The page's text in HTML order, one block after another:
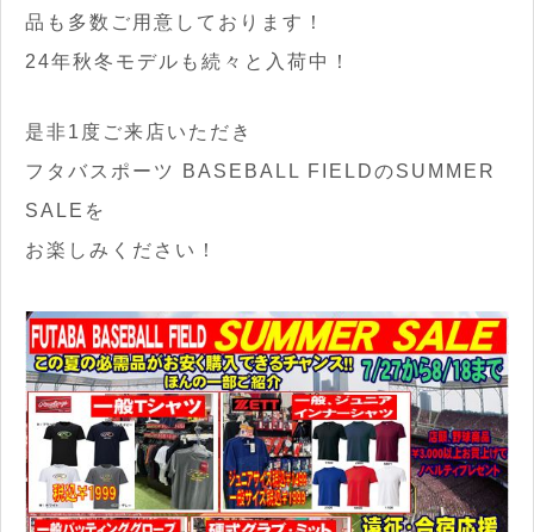
品も多数ご用意しております！
24年秋冬モデルも続々と入荷中！
是非1度ご来店いただき
フタバスポーツ BASEBALL FIELDのSUMMER
SALEを
お楽しみください！